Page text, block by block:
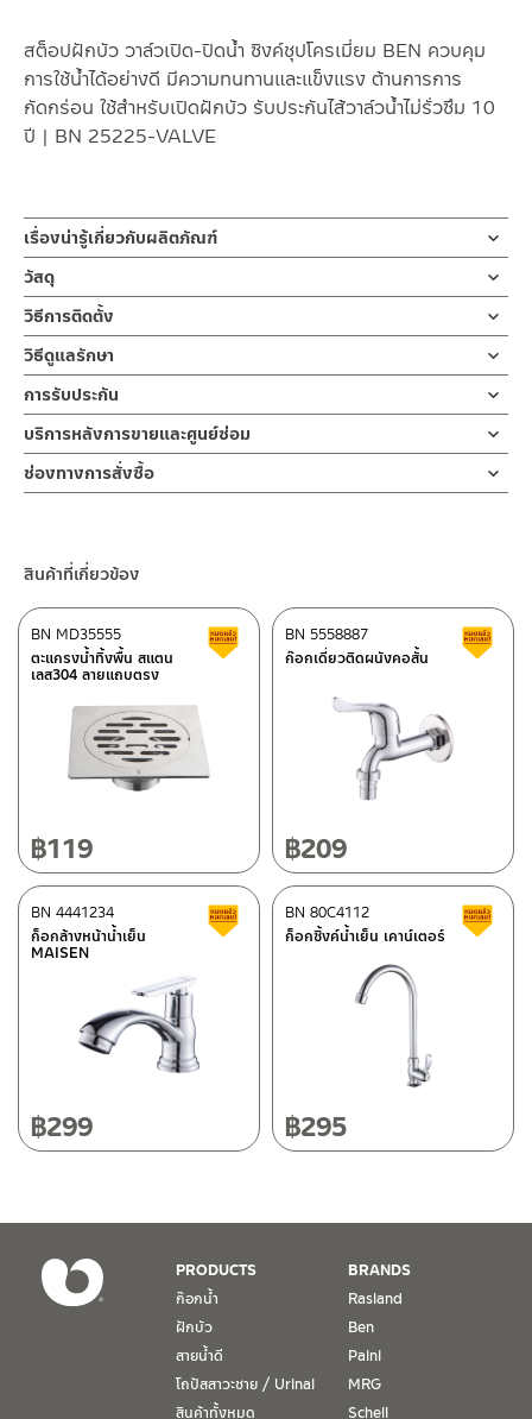
สต็อปฝักบัว วาล์วเปิด-ปิดน้ำ ซิงค์ชุปโครเมี่ยม BEN ควบคุม
การใช้น้ำได้อย่างดี มีความทนทานและแข็งแรง ต้านการการ
กัดกร่อน ใช้สำหรับเปิดฝักบัว รับประกันไส้วาล์วน้ำไม่รั่วซึม 10
ปี | BN 25225-VALVE
เรื่องน่ารู้เกี่ยวกับผลิตภัณฑ์
สต็อปฝักบัว วาล์วเปิด-ปิดน้ำ ก๊อกฝักบัว หรือวาล์วฝักบัวน้ำเย็น ชุบโค
รเมี่ยม ก้านเปิด-ปิดแบบการปัด ขนาดมาตราฐาน สามารถใส่กับข้อต่อ
ขนาด 1/2 ” ตามมาตราฐานสากล มาพร้อมฝาครอบ รับประกันไส้วาล์ว
10 ปี
ก๊อกฝักบัว วาล์วเปิดฝักบัว ชุบโครเมี่ยม ใช้สำหรับควบคุมการเปิด-ปิด
น้ำ สำหรับน้ำเย็นติดตั้งแบบท่อเดียว ไปยังฝักบัวมือหรือฝักบัวอาบน้ำ
การออกแบบ ที่มีมือจับเป็นทรงก้านปัด ให้ความรู้สึกร่วมสมัย ส่งเสริม
ความรู้สึกที่สวยงามและหรูหราของก๊อกในขณะเปิดน้ำให้ไหลผ่านฝักบัว
ช่วยเพิ่มประสบการณ์การอาบน้ำได้อย่างดีเยี่ยม เพื่อเป็นการยืนยัน
วัสดุ
สต็อปฝักบัว
ผลิตจากซิงค์
วิธีการติดตั้ง
ข้อแนะนำในการติดตั้ง
สำหรับการติดตั้งใหม่ ให้ไล่ฝุ่น เศษทราย เศษท่อ ออกจากท่อน้ำก่อนติด
ตั้งสินค้า โดยปล่อยน้ำให้ไหลออกจากท่อนาน 1 นาที เพื่อให้แรงน้ำพัดพา
เศษละอองต่างๆ ออกจากท่อน้ำ มิเช่นนั้นสิ่งสกปรกจะเข้าไปภายในสินค้า
และสร้างความเสียหายได้ หากตรวจพบเศษละอองต่างๆในสินค้า จะไม่อยู่
ในเงื่อนไขการรับประกัน
วิธีดูแลรักษา
คำแนะนำในการดูแลรักษาผลิตภัณฑ์
1. ไม่ทำสินค้าให้เกิดความเสียหายอื่น ๆ นอกจากการใช้งานปกติ เช่นไม่
ทำตก ไม่งัดหรือโยกสินค้าแรงๆ
2. ทำความสะอาดสินค้าโดยการใช้ผ้านุ่มๆชุบน้ำหมาดๆแล้วเช็ดให้แห้ง
3. ห้ามใช้สารเคมีที่มีฤทธิ์เป็นกรด ในการทำความสะอาด เนื่องจากผิว
บนตัวสินค้า ซึ่งจะสร้างความเสียหายให้เกิดขึ้นกับผิวของสินค้าได้
การรับประกัน
รับประกันไส้วาล์ว ไม่รั่วซึม 10 ปี
บริการหลังการขายและศูนย์ซ่อม
ช่องทางออนไลน์
– Email: contact@charnpaiboon.com
ศูนย์บริการและอะไหล่ กรุงเทพฯ
662/61-62 ถนน พระราม3 แขวงบางโพงพาง เขตยานนาวา กรุงเทพฯ
โทร: 02-358-0080 / 080-075-8668 / 091-545-0556
ศูนย์บริการและอะไหล่ เชียงใหม่
118/33 โครงการอรสิริน ม.8 ต.สันปูเลย อ.ดอยสะเก็ด เชียงใหม่
โทร: 080-075-2626
วันจันทร์ – วันศุกร์ เวลา 8:30-17:30 น.
วันเสาร์ เวลา 8:30-15:00 น.
1. การรับประกัน จะต้องมีหลักฐานการซื้อ หรือ ใบเสร็จ โดยทางบริษัทฯ
ขอตรวจสอบโดยนับวันซื้อขายเป็นสำคัญ ทางบริษัทฯ ไม่สามารถให้
เงื่อนไขการรับประกันสินค้าได้ หากไม่มีเอกสารดังกล่าว
2. การรับประกันสินค้า จะรับประกันฉพาะสินค้าที่อยู่ในสภาพการใช้งาน
ปกติ หากมีตำหนิ ชำรุด ร้าว ตกพื้น หรือสภาพภายนอกอยู่ในสภาพที่ใช้
ช่องทางการสั่งซื้อ
– Shopee
–Lazada
–ซื้อสินค้าชิ้นนี้บน Shopee>> คลิกที่นี่<<
–ซื้อสินค้าชิ้นนี้บน Lazada
ติดต่อพนักงานขาย / Contact Sales Staff
โทร: 02-285-5795
LINE:@charnpaiboon.sales
ติดต่อ ชาญไพบูลย์ / Contact Us
สินค้าที่เกี่ยวข้อง
ตะแกรงน้ำทิ้งพื้น สแตน
เลส304 ลายแถบตรง
BN MD35555 สินค้าลดราคา เคลียร์สต็อก
฿119
ก๊อกเดี่ยวติดผนังคอสั้น
BN 5558887
฿209
ก็อกล้างหน้าน้ำเย็น
MAISEN
BN 4441234 สินค้าลดราคา เคลียร์สต็อก
฿299
ก็อกซิ้งค์น้ำเย็น เคาน์เตอร์
BN 80C4112
฿295
PRODUCTS
ก๊อกน้ำ
ฝักบัว
สายน้ำดี
โถปัสสาวะชาย / Urinal
สินค้าทั้งหมด
BRANDS
Rasland
Ben
Paini
MRG
Schell